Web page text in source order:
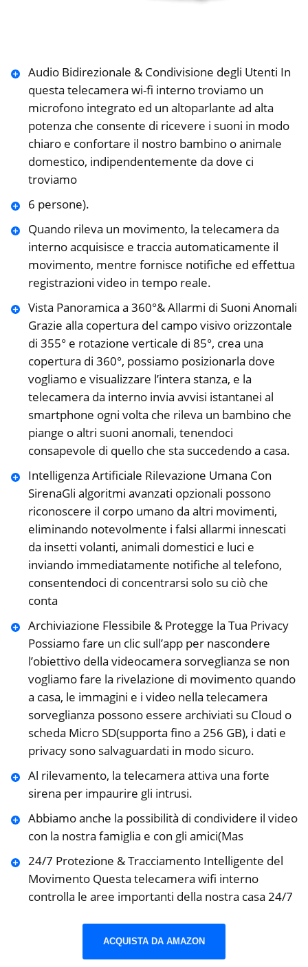
Audio Bidirezionale & Condivisione degli Utenti In
questa telecamera wi-fi interno troviamo un
microfono integrato ed un altoparlante ad alta
potenza che consente di ricevere i suoni in modo
chiaro e confortare il nostro bambino o animale
domestico, indipendentemente da dove ci
troviamo
6 persone).
Quando rileva un movimento, la telecamera da
interno acquisisce e traccia automaticamente il
movimento, mentre fornisce notifiche ed effettua
registrazioni video in tempo reale.
Vista Panoramica a 360°& Allarmi di Suoni Anomali
Grazie alla copertura del campo visivo orizzontale
di 355° e rotazione verticale di 85°, crea una
copertura di 360°, possiamo posizionarla dove
vogliamo e visualizzare l’intera stanza, e la
telecamera da interno invia avvisi istantanei al
smartphone ogni volta che rileva un bambino che
piange o altri suoni anomali, tenendoci
consapevole di quello che sta succedendo a casa.
Intelligenza Artificiale Rilevazione Umana Con
SirenaGli algoritmi avanzati opzionali possono
riconoscere il corpo umano da altri movimenti,
eliminando notevolmente i falsi allarmi innescati
da insetti volanti, animali domestici e luci e
inviando immediatamente notifiche al telefono,
consentendoci di concentrarsi solo su ciò che
conta
Archiviazione Flessibile & Protegge la Tua Privacy
Possiamo fare un clic sull’app per nascondere
l’obiettivo della videocamera sorveglianza se non
vogliamo fare la rivelazione di movimento quando
a casa, le immagini e i video nella telecamera
sorveglianza possono essere archiviati su Cloud o
scheda Micro SD(supporta fino a 256 GB), i dati e
privacy sono salvaguardati in modo sicuro.
Al rilevamento, la telecamera attiva una forte
sirena per impaurire gli intrusi.
Abbiamo anche la possibilità di condividere il video
con la nostra famiglia e con gli amici(Mas
24/7 Protezione & Tracciamento Intelligente del
Movimento Questa telecamera wifi interno
controlla le aree importanti della nostra casa 24/7
ACQUISTA DA AMAZON